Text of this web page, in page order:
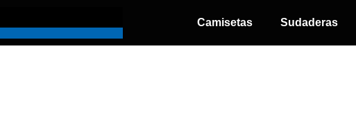
Camisetas Sudaderas